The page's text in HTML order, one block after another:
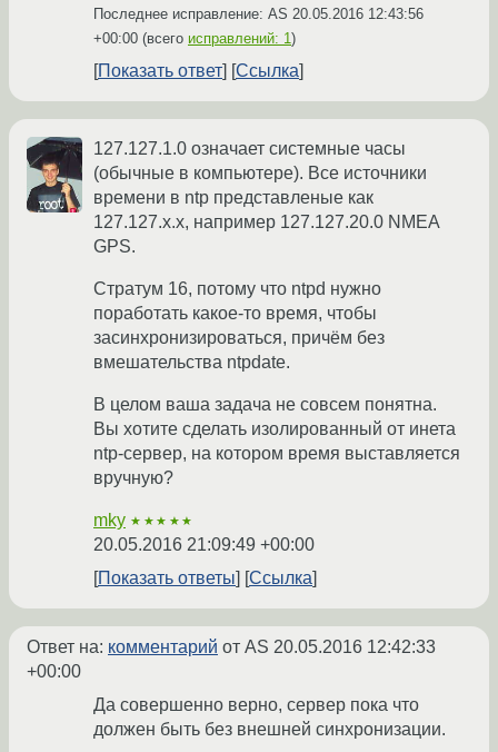
Последнее исправление: AS 20.05.2016 12:43:56
+00:00 (всего исправлений: 1)
Показать ответ Ссылка
127.127.1.0 означает системные часы
(обычные в компьютере). Все источники
времени в ntp представленые как
127.127.x.x, например 127.127.20.0 NMEA
GPS.
Стратум 16, потому что ntpd нужно
поработать какое-то время, чтобы
засинхронизироваться, причём без
вмешательства ntpdate.
В целом ваша задача не совсем понятна.
Вы хотите сделать изолированный от инета
ntp-сервер, на котором время выставляется
вручную?
mky ★★★★★
20.05.2016 21:09:49 +00:00
Показать ответы
Ссылка
Ответ на: комментарий от AS 20.05.2016 12:42:33
+00:00
Да совершенно верно, сервер пока что
должен быть без внешней синхронизации.